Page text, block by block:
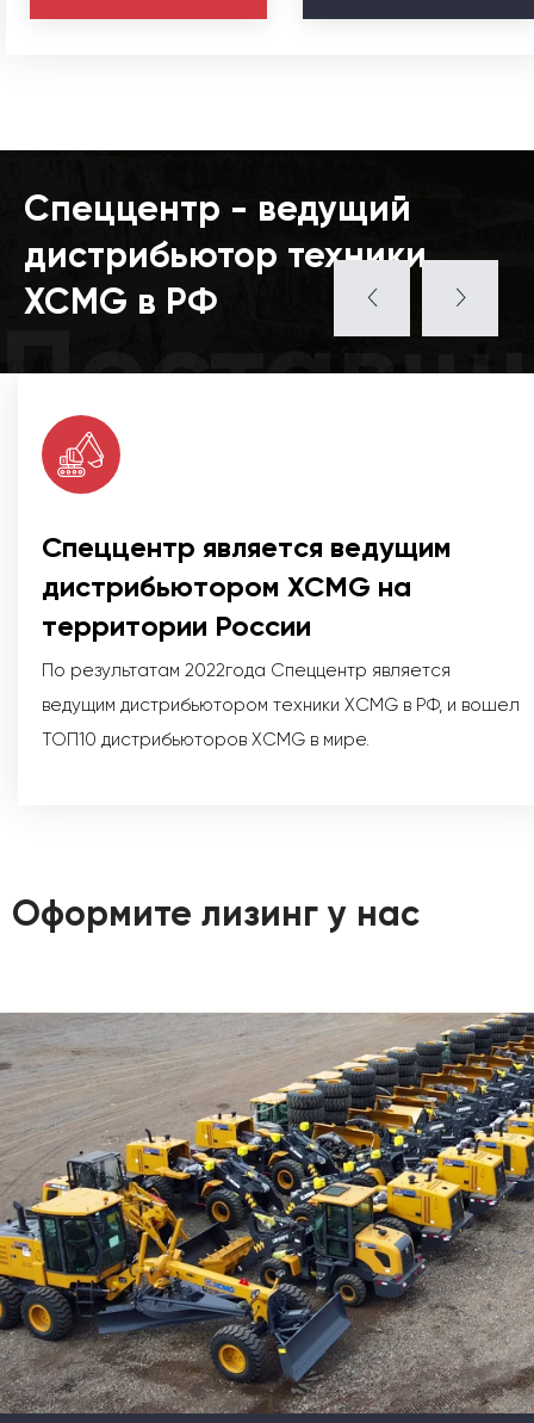
Спеццентр - ведущий
дистрибьютор техники
XCMG в РФ
Спеццентр является ведущим
дистрибьютором XCMG на
территории России
По результатам 2022года Спеццентр является
ведущим дистрибьютором техники XCMG в РФ, и вошел
ТОП10 дистрибьюторов XCMG в мире.
Оформите лизинг у нас